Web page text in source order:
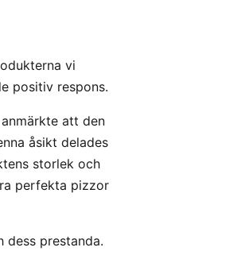
vi
positiv respons.
att den
åsikt delades
storlek och
perfekta pizzor
dess prestanda.